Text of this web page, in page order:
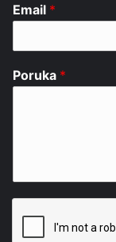
Email *
Poruka *